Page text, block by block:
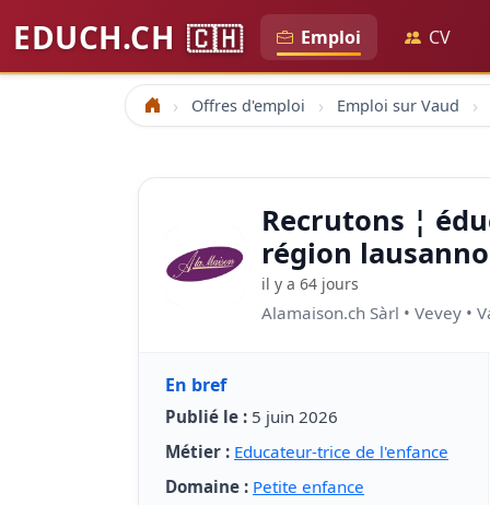
EDUCH.CH 🇨🇭 Emploi CV
Accueil Offres d'emploi Emploi sur Vaud
Recrutons ¦
région
il y a 64 jours
Alamaison.ch Sàrl • Vevey •
En bref
Publié le : 5 juin 2026
Métier : Educateur-trice de l'enfance
Domaine : Petite enfance